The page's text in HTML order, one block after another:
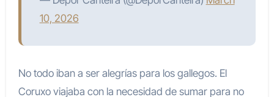
10, 2026
No todo iban a ser alegrías para los gallegos. El
Coruxo viajaba con la necesidad de sumar para no